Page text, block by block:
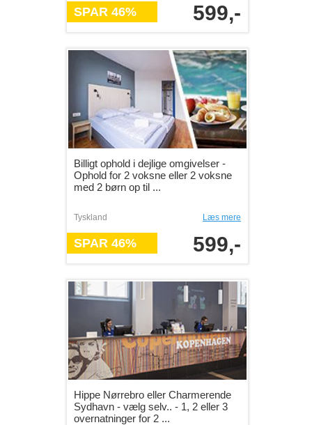
SPAR 46% 599,-
Billigt ophold i dejlige omgivelser -
Ophold for 2 voksne eller 2 voksne
med 2 børn op til ...
Tyskland Læs mere
SPAR 46% 599,-
Hippe Nørrebro eller Charmerende
Sydhavn - vælg selv.. - 1, 2 eller 3
overnatninger for 2 ...